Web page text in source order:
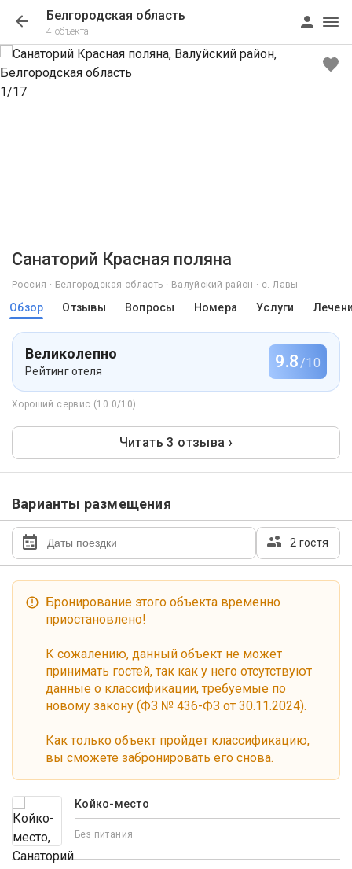
Белгородская область
4 объекта
1/17
Санаторий Красная поляна
Россия · Белгородская область · Валуйский район · с. Лавы
Обзор Отзывы Вопросы Номера Услуги
Великолепно
Рейтинг отеля 9.8/10
Хороший сервис (10.0/10)
Читать 3 отзыва ›
Варианты размещения
2 гостя
Бронирование этого объекта временно
приостановлено!
К сожалению, данный объект не может
принимать гостей, так как у него отсутствуют
данные о классификации, требуемые по
новому закону (ФЗ № 436-ФЗ от 30.11.2024).
Как только объект пройдет классификацию,
вы сможете забронировать его снова.
Койко-место
Без питания